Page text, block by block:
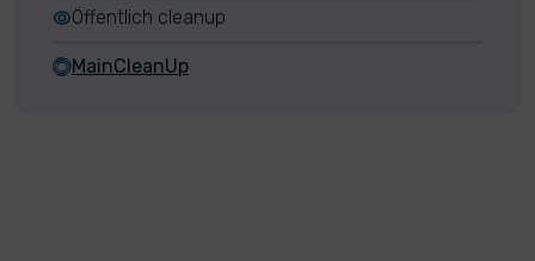
Öffentlich cleanup
MainCleanUp